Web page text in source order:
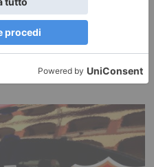
77 Comuni piemontesi
gli orari dei servizi a parità